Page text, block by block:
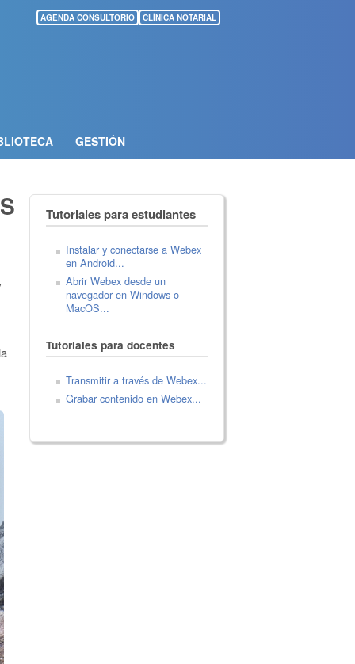
AGENDA CONSULTORIO CLÍNICA NOTARIAL
GESTIÓN
Tutoriales para estudiantes
Instalar y conectarse a Webex
en Android...
Abrir Webex desde un
navegador en Windows o
MacOS...
Tutoriales para docentes
Transmitir a través de Webex...
Grabar contenido en Webex...